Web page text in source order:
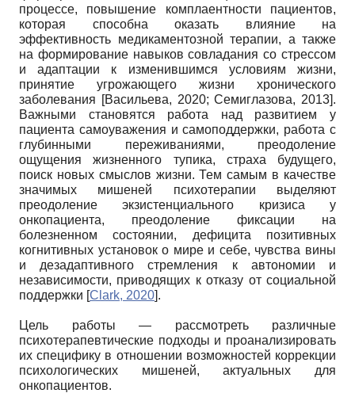
процессе, повышение комплаентности пациентов,
которая способна оказать влияние на
эффективность медикаментозной терапии, а также
на формирование навыков совладания со стрессом
и адаптации к изменившимся условиям жизни,
принятие угрожающего жизни хронического
заболевания [Васильева, 2020;Семиглазова, 2013].
Важными становятся работа над развитием у
пациента самоуважения и самоподдержки, работа с
глубинными переживаниями, преодоление
ощущения жизненного тупика, страха будущего,
поиск новых смыслов жизни. Тем самым в качестве
значимых мишеней психотерапии выделяют
преодоление экзистенциального кризиса у
онкопациента, преодоление фиксации на
болезненном состоянии, дефицита позитивных
когнитивных установок о мире и себе, чувства вины
и дезадаптивного стремления к автономии и
независимости, приводящих к отказу от социальной
поддержки [Clark, 2020].
Цель работы — рассмотреть различные
психотерапевтические подходы и проанализировать
их специфику в отношении возможностей коррекции
психологических мишеней, актуальных для
онкопациентов.